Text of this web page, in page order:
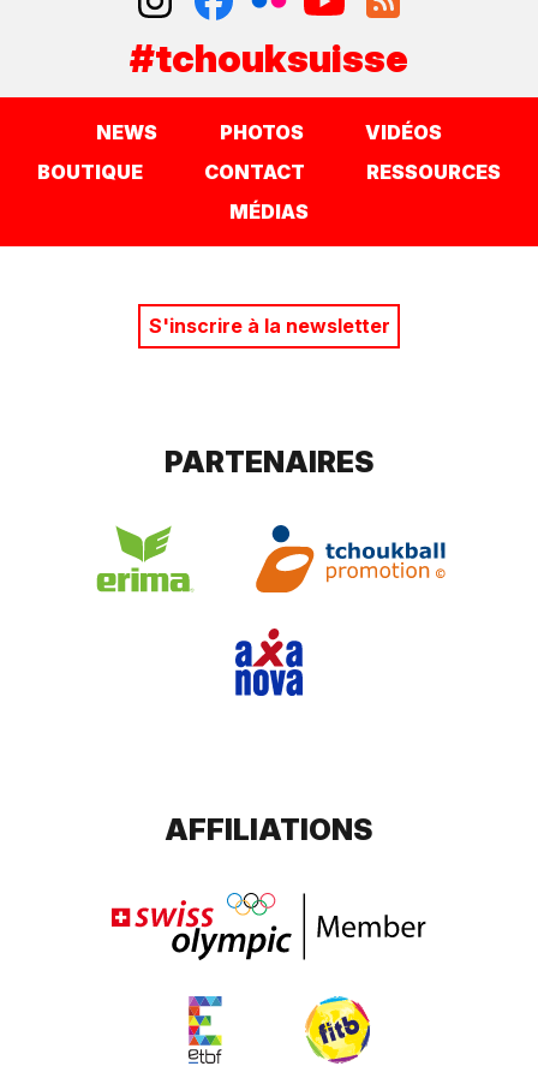
#tchouksuisse
NEWS PHOTOS
VIDÉOS
BOUTIQUE
CONTACT
RESSOURCES
MÉDIAS
S'inscrire à la newsletter
PARTENAIRES
AFFILIATIONS